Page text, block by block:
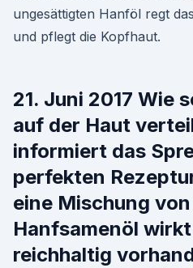
ungesättigten Hanföl regt
und pflegt die Kopfhaut.
21. Juni 2017 Wie
auf der Haut
informiert das
perfekten
eine Mischung
Hanfsamenöl
reichhaltig